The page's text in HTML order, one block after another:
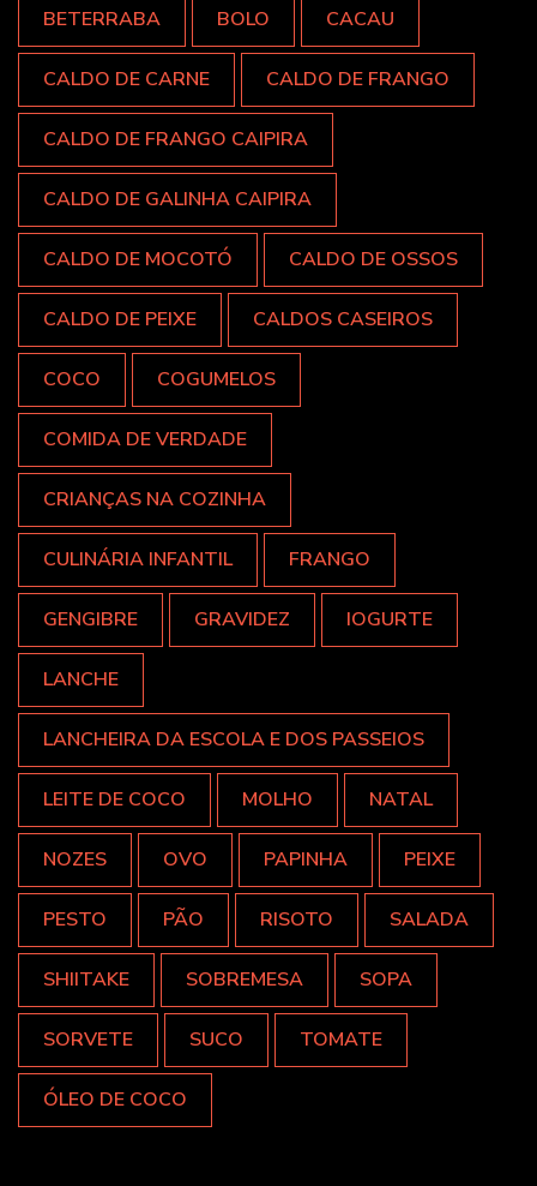
BETERRABA BOLO CACAU
CALDO DE CARNE CALDO DE FRANGO
CALDO DE FRANGO CAIPIRA
CALDO DE GALINHA CAIPIRA
CALDO DE MOCOTÓ CALDO DE OSSOS
CALDO DE PEIXE CALDOS CASEIROS
COCO COGUMELOS
COMIDA DE VERDADE
CRIANÇAS NA COZINHA
CULINÁRIA INFANTIL FRANGO
GENGIBRE GRAVIDEZ IOGURTE
LANCHE
LANCHEIRA DA ESCOLA E DOS PASSEIOS
LEITE DE COCO MOLHO NATAL
NOZES OVO PAPINHA PEIXE
PESTO PÃO RISOTO SALADA
SHIITAKE SOBREMESA SOPA
SORVETE SUCO TOMATE
ÓLEO DE COCO